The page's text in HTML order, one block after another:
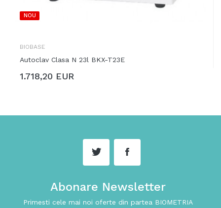
NOU
BIOBASE
Autoclav Clasa N 23l BKX-T23E
1.718,20 EUR
Abonare Newsletter
Primesti cele mai noi oferte din partea BIOMETRIA